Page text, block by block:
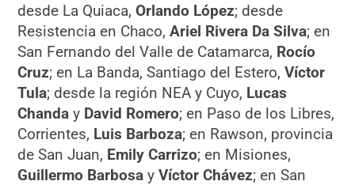
desde La Quiaca,Orlando López; desde
Resistencia en Chaco,Ariel Rivera Da Silva; en
San Fernando del Valle de Catamarca, Rocío
Cruz; en La Banda, Santiago del Estero,Víctor
Tula; desde la región NEA y Cuyo, Lucas
Chanda y David Romero; en Paso de los Libres,
Corrientes, Luis Barboza; en Rawson, provincia
de San Juan, Emily Carrizo; en Misiones,
Guillermo Barbosa yVíctor Chávez; en San